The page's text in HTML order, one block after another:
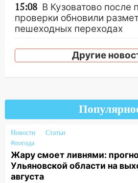
15:08 В Кузоватово после
проверки обновили
пешеходных переходах
14:40 На проспекте Гая в
запретили остановку
большой фестиваль
мотофристайлом и
«Мураками»
14:04
Жару смоет
погоды в Ульяновской
выходные 8-9 августа
13:30 В Ульяновске
Другие
Новости
Статьи
#погода
Жару смоет ливнями:
Ульяновской области на
августа